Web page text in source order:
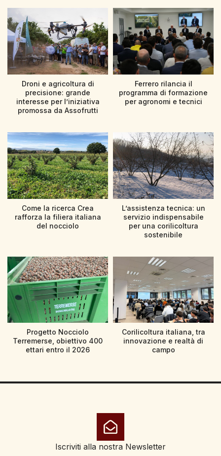
Droni e agricoltura di
precisione: grande
interesse per l’iniziativa
promossa da Assofrutti
Ferrero rilancia il
programma di formazione
per agronomi e tecnici
Come la ricerca Crea
rafforza la filiera italiana
del nocciolo
L’assistenza tecnica: un
servizio indispensabile
per una corilicoltura
sostenibile
Progetto Nocciolo
Terremerse, obiettivo 400
ettari entro il 2026
Corilicoltura italiana, tra
innovazione e realtà di
campo
Iscriviti alla nostra Newsletter